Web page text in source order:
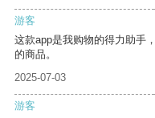
游客
这款app是我购物的得力助手
的商品。
2025-07-03
游客